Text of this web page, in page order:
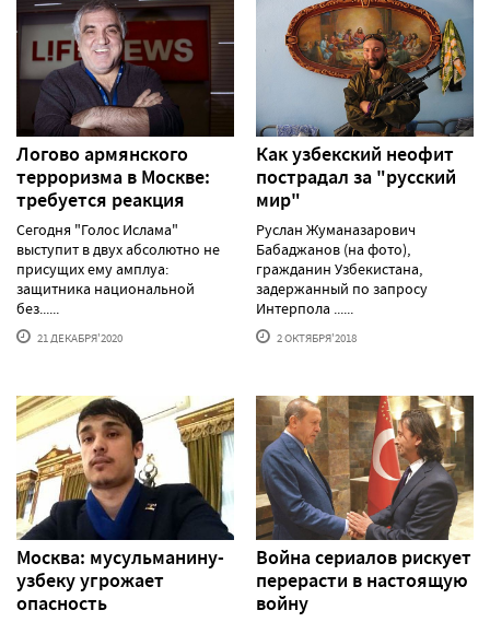
Логово армянского
терроризма в Москве:
требуется реакция
Сегодня "Голос Ислама"
выступит в двух абсолютно не
присущих ему амплуа:
защитника национальной
без......
21 ДЕКАБРЯ'2020
Как узбекский неофит
пострадал за "русский
мир"
Руслан Жуманазарович
Бабаджанов (на фото),
гражданин Узбекистана,
задержанный по запросу
Интерпола ......
2 ОКТЯБРЯ'2018
Москва: мусульманину-
узбеку угрожает
опасность
Война сериалов рискует
перерасти в настоящую
войну